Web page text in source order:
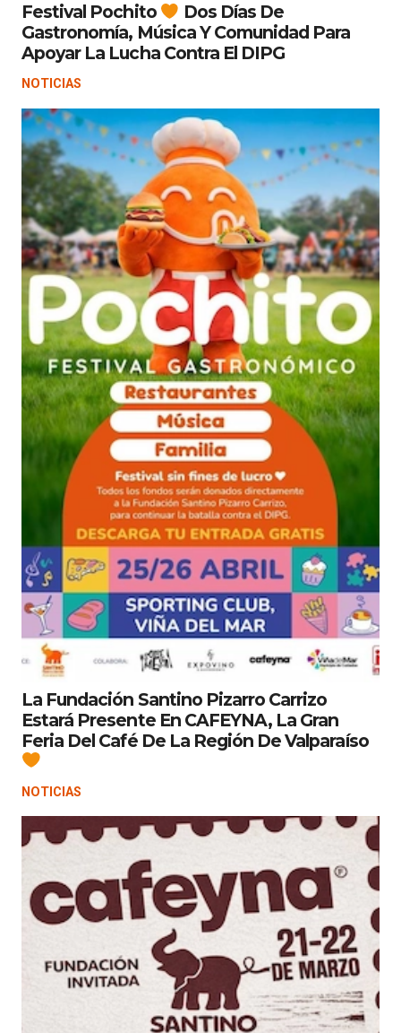
Festival Pochito
Dos Días De
Gastronomía, Música Y Comunidad Para
Apoyar La Lucha Contra El DIPG
NOTICIAS
La Fundación Santino Pizarro Carrizo
Estará Presente En CAFEYNA, La Gran
Feria Del Café De La Región De Valparaíso
NOTICIAS